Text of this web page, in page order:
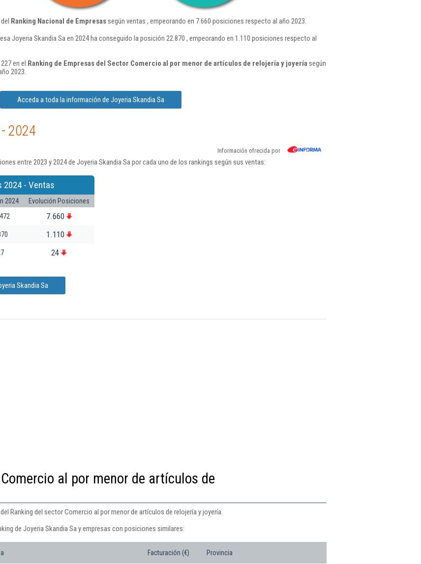
Ranking Nacional de Empresassegún ventas , empeorando en 7.660 posiciones respecto al año 2023.
Joyeria Skandia Sa en 2024 ha conseguido la posición 22.870 , empeorando en 1.110 posiciones respecto al
en el Ranking de Empresas del Sector Comercio al por menor de artículos de relojería y joyeríasegún
2023.
Acceda a toda la información de Joyeria Skandia Sa
2024
Información ofrecida por
entre 2023 y 2024 de Joyeria Skandia Sa por cada uno de los rankings según sus ventas:
2024 - Ventas
2024
Evolución Posiciones
7.660
1.110
24
Skandia Sa
al por menor de artículos de
Ranking del sector Comercio al por menor de artículos de relojería y joyería.
de Joyeria Skandia Sa y empresas con posiciones similares:
Facturación (€) Provincia